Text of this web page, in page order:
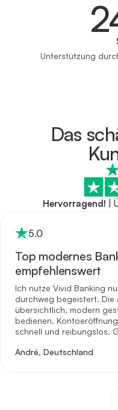
Unterstützung
Das
Hervorragend!
5.0
Top modernes
empfehlenswert
Ich nutze Vivid Banking
durchweg begeistert. Die
übersichtlich, modern
bedienen.
schnell und reibungslos.
André, Deutschland